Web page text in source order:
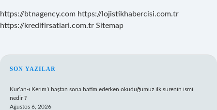
https://btnagency.com https://lojistikhabercisi.com.tr
https://kredifirsatlari.com.tr Sitemap
SIDEBAR
SON YAZILAR
Kur’an-ı Kerim’i baştan sona hatim ederken okuduğumuz ilk surenin ismi
nedir ?
Ağustos 6, 2026